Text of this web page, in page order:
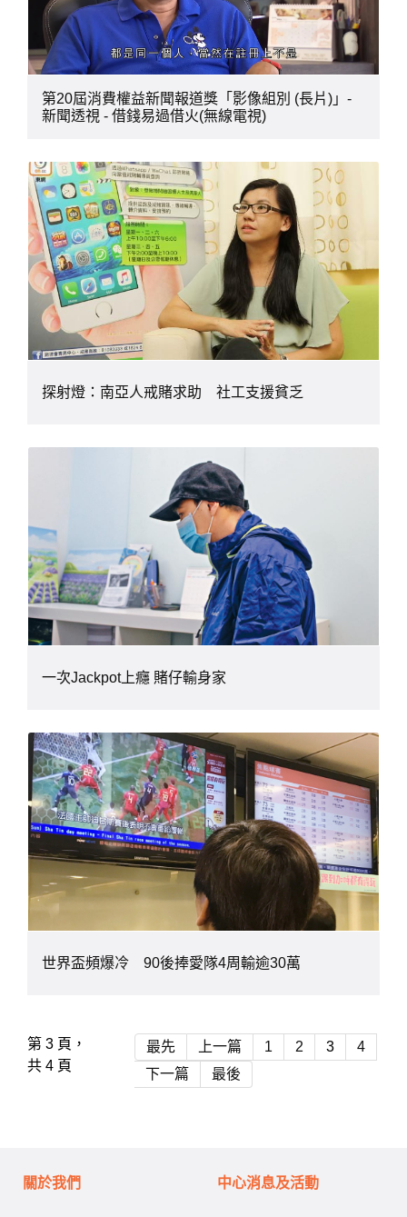
第20屆消費權益新聞報道獎「影像組別 (長片)」-
新聞透視 - 借錢易過借火(無線電視)
探射燈：南亞人戒賭求助 社工支援貧乏
一次Jackpot上癮 賭仔輸身家
世界盃頻爆冷 90後捧愛隊4周輸逾30萬
第 3 頁，
共 4 頁
最先 上一篇 1 2 3
4
下一篇
最後
關於我們 中心消息及活動